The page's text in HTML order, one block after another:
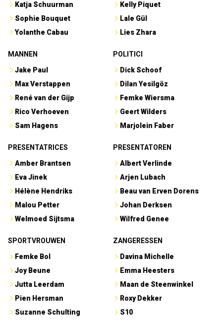
Katja Schuurman
Sophie Bouquet
Yolanthe Cabau
Kelly Piquet
Lale Gül
Lies Zhara
MANNEN
Jake Paul
Max Verstappen
René van der Gijp
Rico Verhoeven
Sam Hagens
POLITICI
Dick Schoof
Dilan Yesilgöz
Femke Wiersma
Geert Wilders
Marjolein Faber
PRESENTATRICES
Amber Brantsen
Eva Jinek
Hélène Hendriks
Malou Petter
Welmoed Sijtsma
PRESENTATOREN
Albert Verlinde
Arjen Lubach
Beau van Erven Dorens
Johan Derksen
Wilfred Genee
SPORTVROUWEN
Femke Bol
Joy Beune
Jutta Leerdam
Pien Hersman
Suzanne Schulting
ZANGERESSEN
Davina Michelle
Emma Heesters
Maan de Steenwinkel
Roxy Dekker
S10